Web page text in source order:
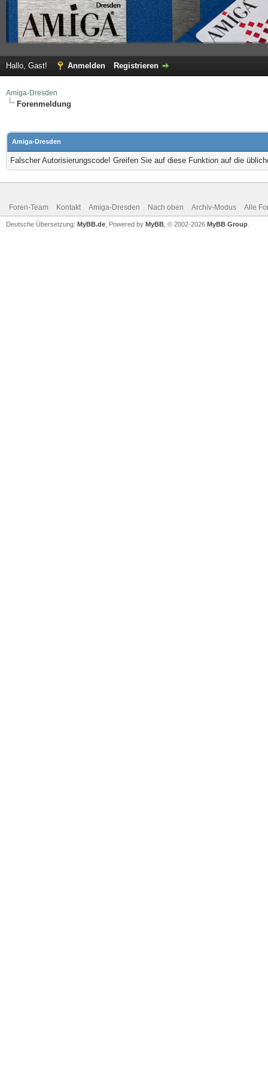
Hallo, Gast! Anmelden Registrieren
Amiga-Dresden
Forenmeldung
Amiga-Dresden
Falscher Autorisierungscode! Greifen Sie auf diese Funktion auf die
Foren-Team Kontakt Amiga-Dresden Nach oben Archiv-Modus Alle
Deutsche Übersetzung: MyBB.de , Powered by MyBB , © 2002-2026 MyBB Group